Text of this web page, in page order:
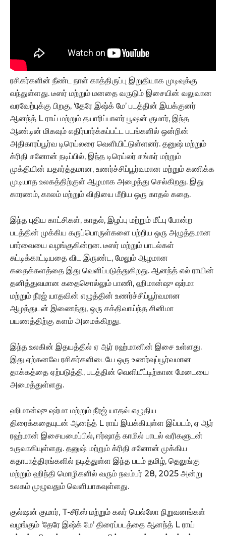
ரசிகர்களின் நீண்ட நாள் காத்திருப்பு இறுதியாக முடிவுக்கு
வந்துள்ளது. டீஸர் மற்றும் மனதை வருடும் இசையின் வலுவான
வரவேற்புக்கு பிறகு, ‘தேரே இஷ்க் மே’ படத்தின் இயக்குனர்
ஆனந்த் L ராய் மற்றும் தயாரிப்பாளர் பூஷன் குமார், இந்த
ஆண்டின் மிகவும் எதிர்பார்க்கப்பட்ட படங்களில் ஒன்றின்
அதிகாரப்பூர்வ டிரெய்லரை வெளியிட்டுள்ளனர். தனுஷ் மற்றும்
க்ரிதி சனோன் நடிப்பில், இந்த டிரெய்லர் சங்கர் மற்றும்
முக்தியின் யதார்த்தமான, உணர்ச்சிப்பூர்வமான மற்றும் கணிக்க
முடியாத உலகத்திற்குள் ஆழமாக அழைத்து செல்கிறது. இது
காரணம், காலம் மற்றும் விதியை மீறிய ஒரு காதல் கதை.
இந்த புதிய காட்சிகள், காதல், இழப்பு மற்றும் மீட்பு போன்ற
படத்தின் முக்கிய கருப்பொருள்களை பற்றிய ஒரு அழுத்தமான
பார்வையை வழங்குகின்றன. டீஸர் மற்றும் பாடல்கள்
சுட்டிக்காட்டியதை விட இருண்ட, மேலும் ஆழமான
கதைக்களத்தை இது வெளிப்படுத்துகிறது. ஆனந்த் எல் ராயின்
தனித்துவமான கதைசொல்லும் பாணி, ஹிமான்ஷு ஷர்மா
மற்றும் நீரஜ் யாதவின் எழுத்தின் உணர்ச்சிப்பூர்வமான
ஆழத்துடன் இணைந்து, ஒரு சக்திவாய்ந்த சினிமா
பயணத்திற்கு களம் அமைக்கிறது.
இந்த உலகின் இதயத்தில் ஏ ஆர் ரஹ்மானின் இசை உள்ளது.
இது ஏற்கனவே ரசிகர்களிடையே ஒரு உணர்வுப்பூர்வமான
தாக்கத்தை ஏற்படுத்தி, படத்தின் வெளியீட்டிற்கான மேடையை
அமைத்துள்ளது.
ஹிமான்ஷு ஷர்மா மற்றும் நீரஜ் யாதவ் எழுதிய
திரைக்கதையுடன் ஆனந்த் L ராய் இயக்கியுள்ள இப்படம், ஏ ஆர்
ரஹ்மான் இசையமைப்பில், ஈர்ஷாத் காமில் பாடல் வரிகளுடன்
உருவாகியுள்ளது. தனுஷ் மற்றும் க்ரிதி சனோன் முக்கிய
கதாபாத்திரங்களில் நடித்துள்ள இந்த படம் தமிழ், தெலுங்கு
மற்றும் ஹிந்தி மொழிகளில் வரும் நவம்பர் 28, 2025 அன்று
உலகம் முழுவதும் வெளியாகவுள்ளது.
குல்ஷன் குமார், T-சீரிஸ் மற்றும் கலர் யெல்லோ நிறுவனங்கள்
வழங்கும் ‘தேரே இஷ்க் மே’ திரைப்படத்தை ஆனந்த் L ராய்